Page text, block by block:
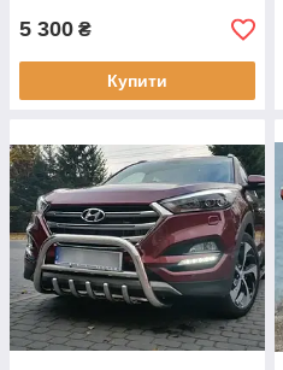
5 300 ₴
Купити